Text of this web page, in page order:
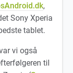
,
Sony Xperia
tablet.
vi også
til